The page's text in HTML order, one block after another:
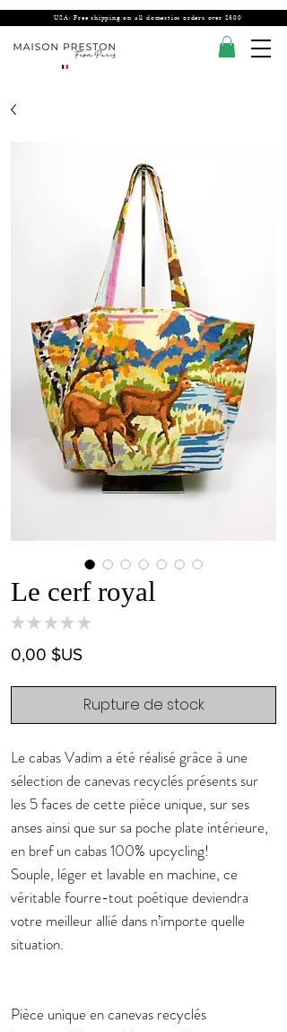
USA: Free shipping on all domestics orders over $300
Le cerf royal
★ ★ ★ ★ ★
0,00 $USPrix
Rupture de stock
Le cabas Vadim a été réalisé grâce à une
sélection de canevas recyclés présents sur
les 5 faces de cette pièce unique, sur ses
anses ainsi que sur sa poche plate intérieure,
en bref un cabas 100% upcycling!
Souple, léger et lavable en machine, ce
véritable fourre-tout poétique deviendra
votre meilleur allié dans n’importe quelle
situation.
Pièce unique en canevas recyclés